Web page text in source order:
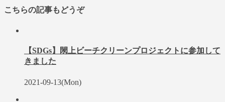
こちらの記事もどうぞ
【SDGs】閖上ビーチクリーンプロジェクトに参加して
きました
2021-09-13(Mon)